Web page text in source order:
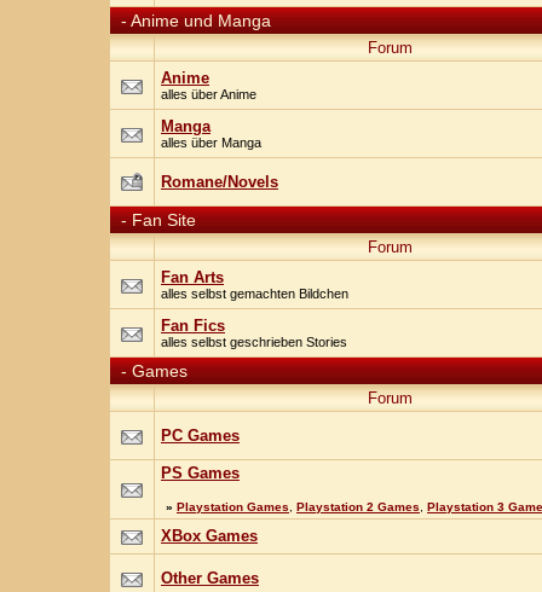
-Anime und Manga
Forum
Anime
alles über Anime
Manga
alles über Manga
Romane/Novels
- Fan Site
Forum
Fan Arts
alles selbst gemachten Bildchen
Fan Fics
alles selbst geschrieben Stories
- Games
Forum
PC Games
PS Games
» Playstation Games Playstation 2 Games Playstation 3
XBox Games
Other Games